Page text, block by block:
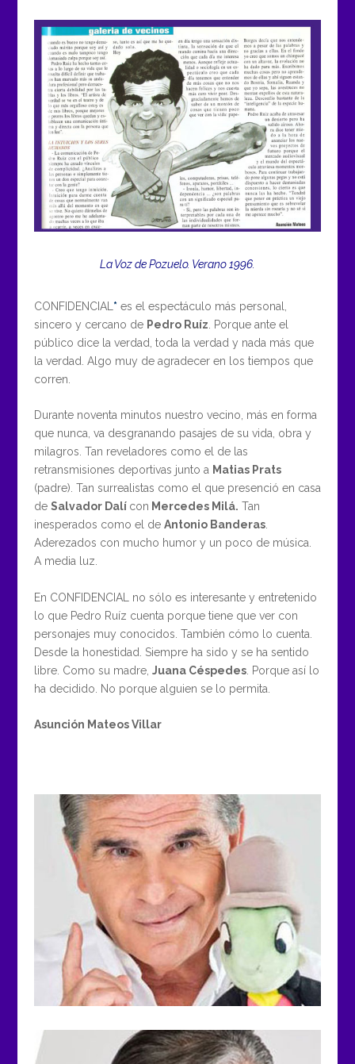
La Voz de Pozuelo. Verano 1996.
CONFIDENCIAL * es el espectáculo más personal,
sincero y cercano de Pedro Ruíz . Porque ante el
público dice la verdad, toda la verdad y nada más que
la verdad. Algo muy de agradecer en los tiempos que
corren.
Durante noventa minutos nuestro vecino, más en forma
que nunca, va desgranando pasajes de su vida, obra y
milagros. Tan reveladores como el de las
retransmisiones deportivas junto a Matias Prats
(padre). Tan surrealistas como el que presenció en casa
de Salvador Dalí con Mercedes Milá. Tan
inesperados como el de Antonio Banderas.
Aderezados con mucho humor y un poco de música.
A media luz.
En CONFIDENCIAL no sólo es interesante y entretenido
lo que Pedro Ruíz cuenta porque tiene que ver con
personajes muy conocidos. También cómo lo cuenta.
Desde la honestidad. Siempre ha sido y se ha sentido
libre. Como su madre, Juana Céspedes. Porque así lo
ha decidido. No porque alguien se lo permita.
Asunción Mateos Villar